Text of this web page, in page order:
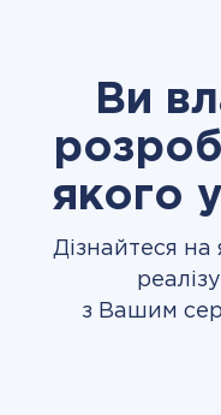
Ви
якого
Дізнайтеся
з Вашим